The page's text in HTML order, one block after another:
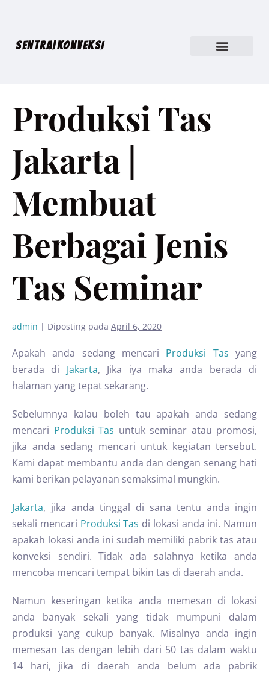
SENTRA|KONVEKSI
Produksi Tas
Jakarta |
Membuat
Berbagai Jenis
Tas Seminar
admin | Diposting pada April 6, 2020
Apakah anda sedang mencari Produksi Tas yang
berada di Jakarta, Jika iya maka anda berada di
halaman yang tepat sekarang.
Sebelumnya kalau boleh tau apakah anda sedang
mencari Produksi Tas untuk seminar atau promosi,
jika anda sedang mencari untuk kegiatan tersebut.
Kami dapat membantu anda dan dengan senang hati
kami berikan pelayanan semaksimal mungkin.
Jakarta, jika anda tinggal di sana tentu anda ingin
sekali mencari Produksi Tas di lokasi anda ini. Namun
apakah lokasi anda ini sudah memiliki pabrik tas atau
konveksi sendiri. Tidak ada salahnya ketika anda
mencoba mencari tempat bikin tas di daerah anda.
Namun keseringan ketika anda memesan di lokasi
anda banyak sekali yang tidak mumpuni dalam
produksi yang cukup banyak. Misalnya anda ingin
memesan tas dengan lebih dari 50 tas dalam waktu
14 hari, jika di daerah anda belum ada pabrik